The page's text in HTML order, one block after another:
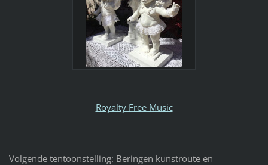
Royalty Free Music
Volgende tentoonstelling: Beringen kunstroute en